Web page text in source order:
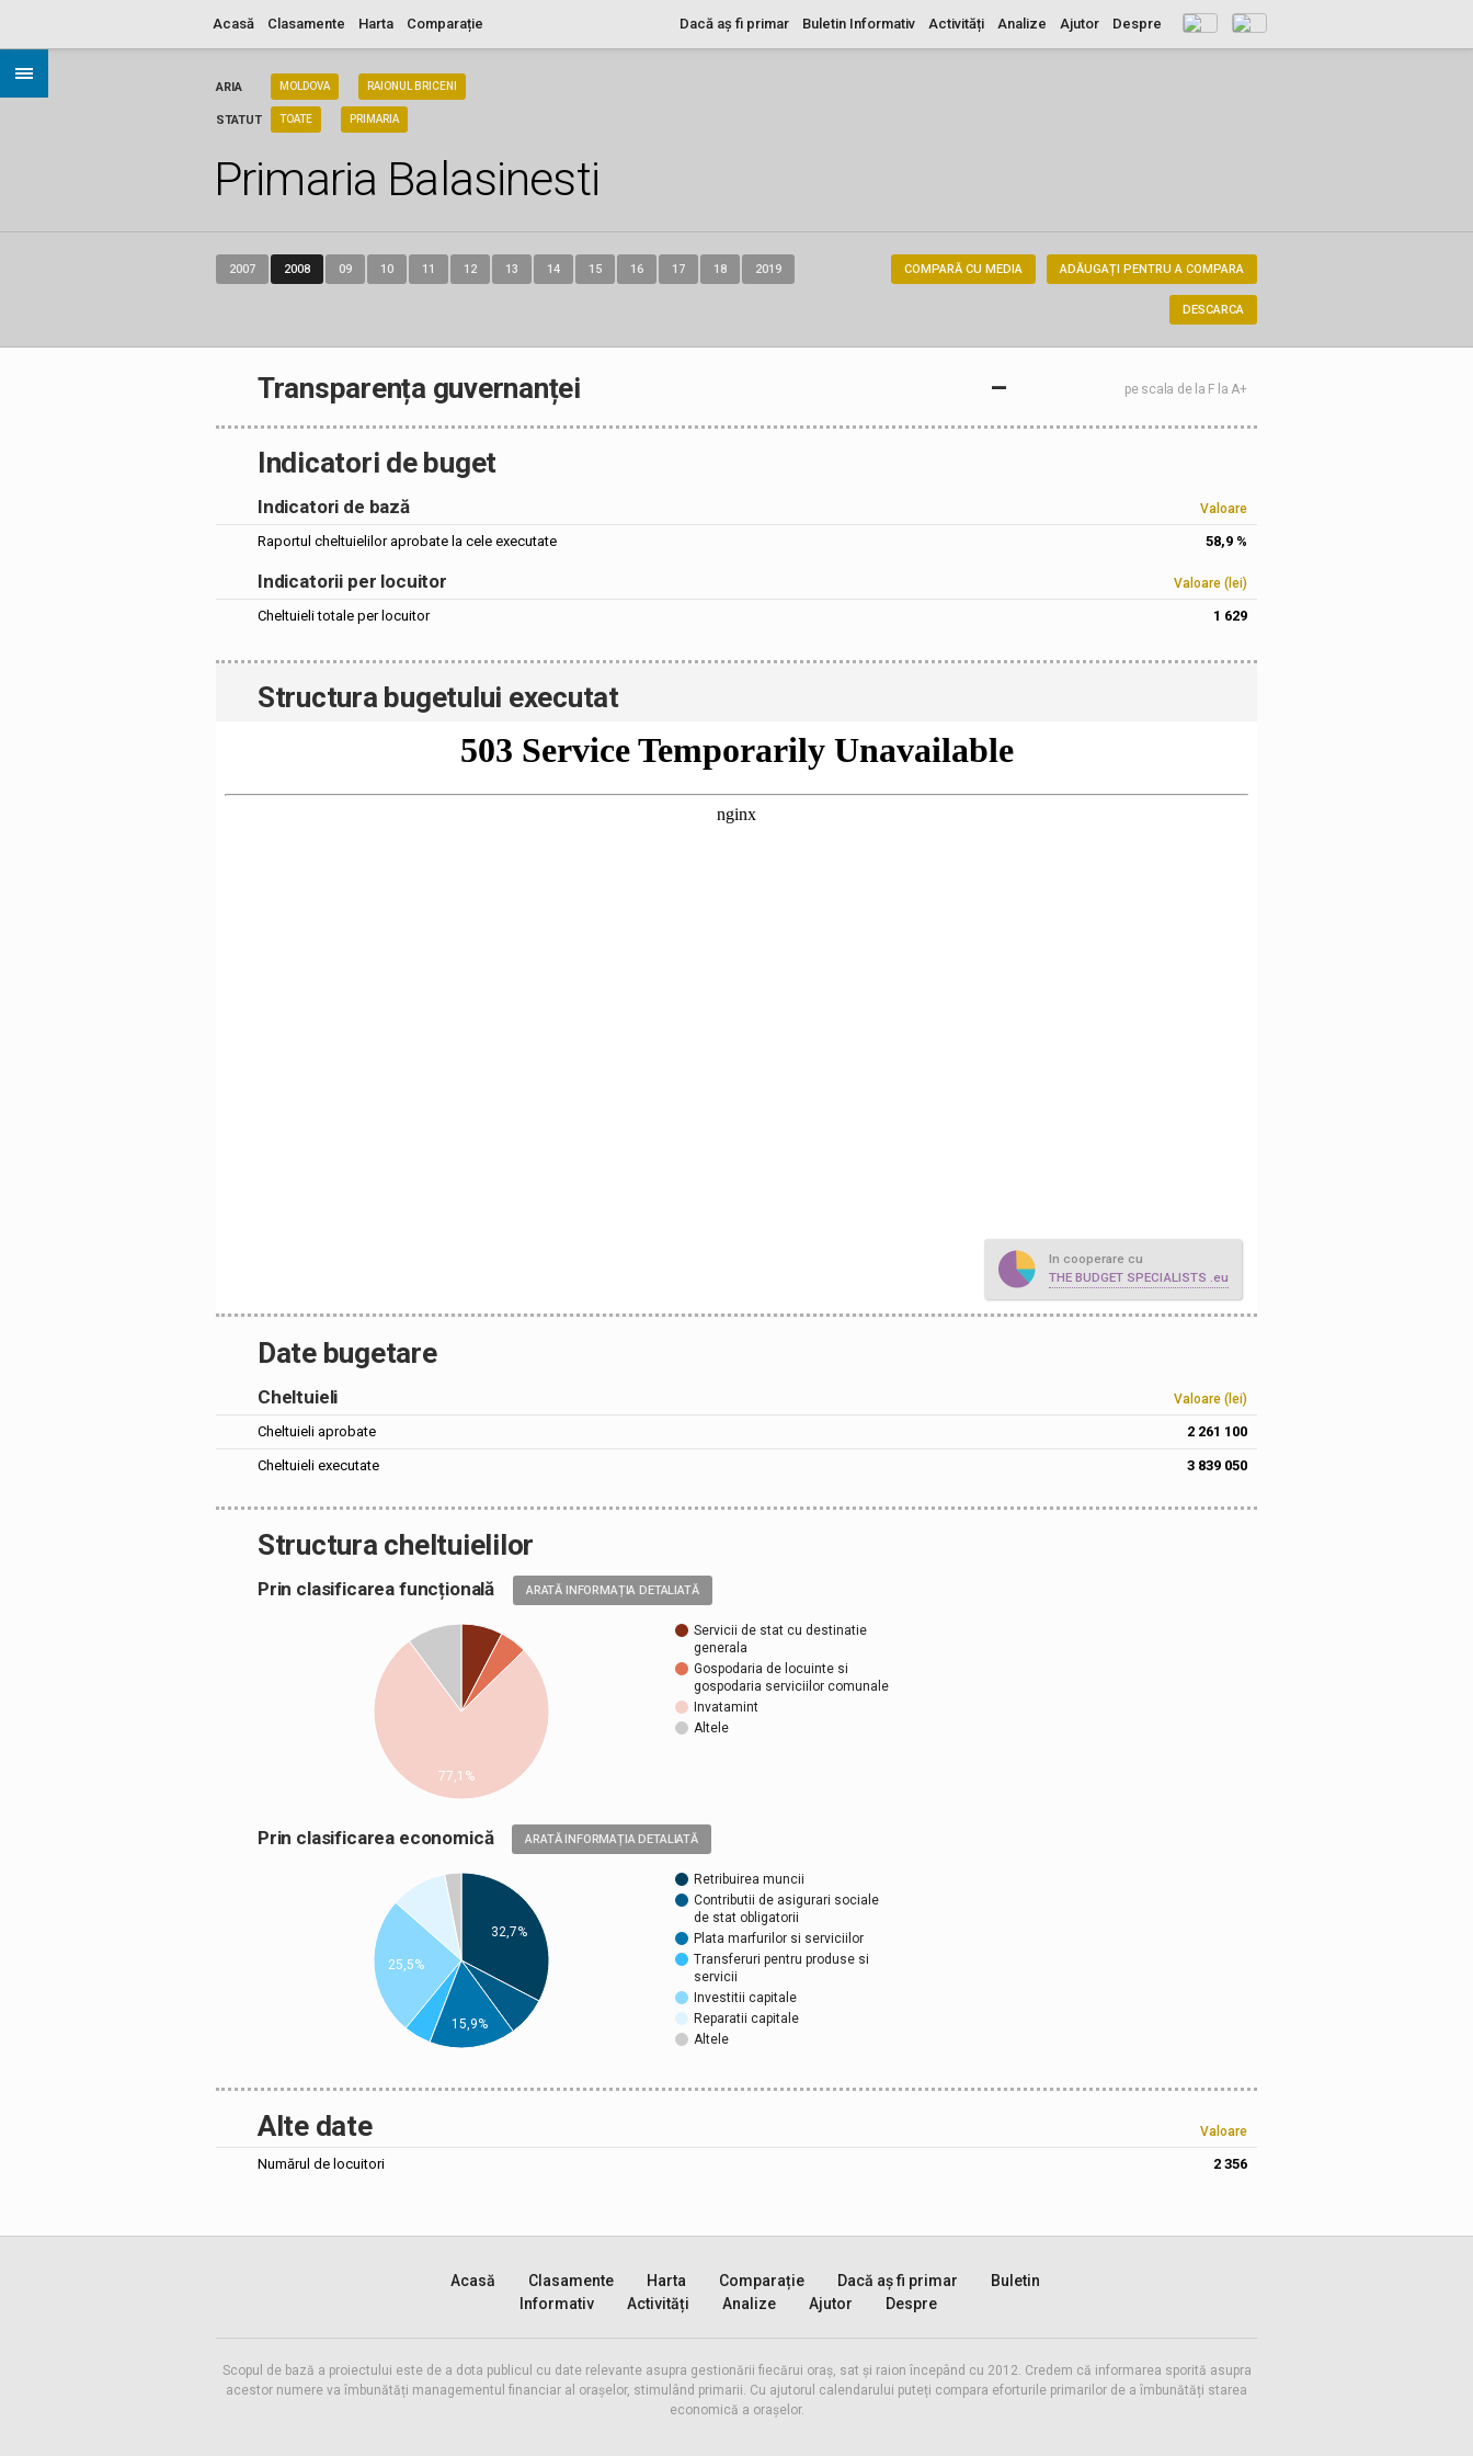
Acasă Despre
Clasamente Ajutor
Analize
Harta Activități
Buletin Informativ
Comparație Dacă aș fi primar
ARIA
STATUT
MOLDOVA RAIONUL BRICENI
TOATE PRIMARIA
Primaria Balasinesti
2007 2008 09 10 11 12 13 14 15 16 17 18 2019 ADĂUGAȚI PENTRU A COMPARA
COMPARĂ CU MEDIA
DESCARCA
Transparența guvernanței – pe scala de la F la A+
Indicatori de buget
Indicatori de bază Valoare
Raportul cheltuielilor aprobate la cele executate 58,9 %
Indicatorii per locuitor Valoare (lei)
Cheltuieli totale per locuitor 1 629
Structura bugetului executat
In cooperare cu
THE BUDGET SPECIALISTS .eu
Date bugetare
Cheltuieli Valoare (lei)
Cheltuieli aprobate 2 261 100
Cheltuieli executate 3 839 050
Structura cheltuielilor
Prin clasificarea funcțională ARATĂ INFORMAȚIA DETALIATĂ
Servicii de stat cu destinatie
generala
Gospodaria de locuinte si
gospodaria serviciilor comunale
Invatamint
Altele
77,1%
Prin clasificarea economică ARATĂ INFORMAȚIA DETALIATĂ
Retribuirea muncii
Contributii de asigurari sociale
de stat obligatorii
Plata marfurilor si serviciilor
Transferuri pentru produse si
servicii
Investitii capitale
Reparatii capitale
Altele
32,7%
25,5%
15,9%
Alte date Valoare
Numărul de locuitori 2 356
Acasă Clasamente Harta Comparație Dacă aș fi primar
Buletin
Informativ
Activități Analize Ajutor Despre
Scopul de bază a proiectului este de a dota publicul cu date relevante asupra gestionării fiecărui oraș, sat și raion începând cu 2012. Credem că informarea sporită asupra
acestor numere va îmbunătăți managementul financiar al orașelor, stimulând primarii. Cu ajutorul calendarului puteți compara eforturile primarilor de a îmbunătăți starea
economică a orașelor.